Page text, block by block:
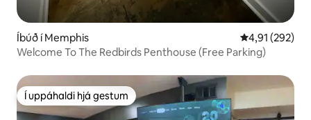
Íbúð í Memphis 4,91 af 5 í
4,91 (292)
Welcome To The Redbirds Penthouse (Free Parking)
Í uppáhaldi hjá gestum
Í uppáhaldi hjá gestum